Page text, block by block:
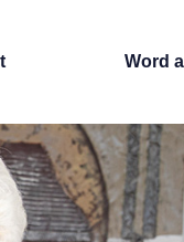
Word